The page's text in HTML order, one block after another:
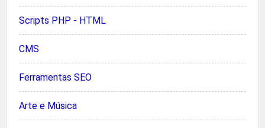
Scripts PHP - HTML
CMS
Ferramentas SEO
Arte e Música